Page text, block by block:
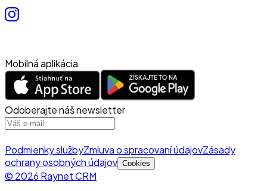
Mobilná aplikácia
Odoberajte náš newsletter
Podmienky službyZmluva o spracovaní údajovZásady
ochrany osobných údajov Cookies
© 2026 Raynet CRM